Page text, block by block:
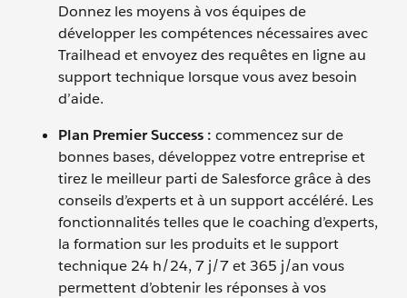
Donnez les moyens à vos équipes de
développer les compétences nécessaires avec
Trailhead et envoyez des requêtes en ligne au
support technique lorsque vous avez besoin
d’aide.
Plan Premier Success : commencez sur de
bonnes bases, développez votre entreprise et
tirez le meilleur parti de Salesforce grâce à des
conseils d’experts et à un support accéléré. Les
fonctionnalités telles que le coaching d’experts,
la formation sur les produits et le support
technique 24 h/24, 7 j/7 et 365 j/an vous
permettent d’obtenir les réponses à vos